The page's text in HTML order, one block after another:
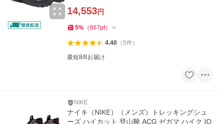
14,553円
5% （667pt）
4.40（5件）
最短8/8お届け
NIKE
ナイキ（NIKE）（メンズ）トレッキングシュ
ーズ ハイカット 登山靴 ACG ゼガマ ハイク IO